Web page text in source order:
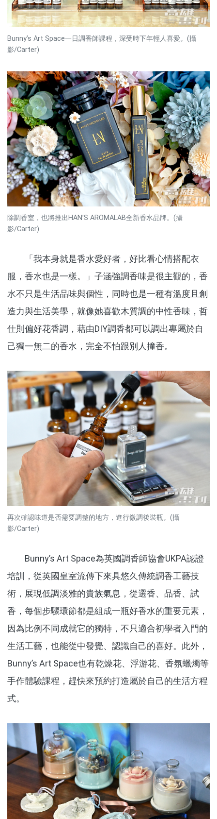
Bunny’s Art Space一日調香師課程，深受時下年輕人喜愛。(攝
影/Carter)
除調香室，也將推出HAN’S AROMALAB全新香水品牌。(攝
影/Carter)
「我本身就是香水愛好者，好比看心情搭配衣
服，香水也是一樣。」子涵強調香味是很主觀的，香
水不只是生活品味與個性，同時也是一種有溫度且創
造力與生活美學，就像她喜歡木質調的中性香味，哲
仕則偏好花香調，藉由DIY調香都可以調出專屬於自
己獨一無二的香水，完全不怕跟別人撞香。
再次確認味道是否需要調整的地方，進行微調後裝瓶。(攝
影/Carter)
Bunny’s Art Space為英國調香師協會UKPA認證
培訓，從英國皇室流傳下來具悠久傳統調香工藝技
術，展現低調淡雅的貴族氣息，從選香、品香、試
香，每個步驟環節都是組成一瓶好香水的重要元素，
因為比例不同成就它的獨特，不只適合初學者入門的
生活工藝，也能從中發覺、認識自己的喜好。此外，
Bunny’s Art Space也有乾燥花、浮游花、香氛蠟燭等
手作體驗課程，趕快來預約打造屬於自己的生活方程
式。